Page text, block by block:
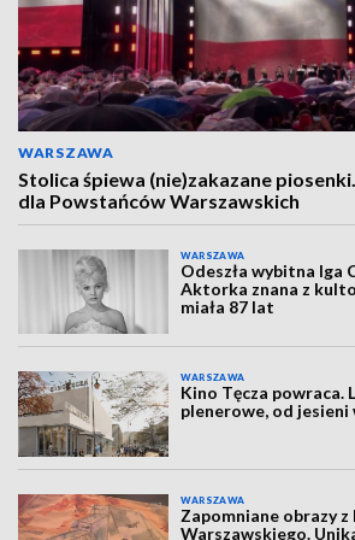
WARSZAWA
Stolica śpiewa (nie)zakazane
dla Powstańców Warszawskich
WARSZAWA
Odeszła wybitna Iga
Aktorka znana z
miała 87 lat
WARSZAWA
Kino Tęcza powraca.
plenerowe, od jesieni
WARSZAWA
Zapomniane obrazy
Warszawskiego.